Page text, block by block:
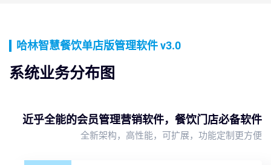
哈林智慧餐饮单店版管理软件 v3.0
系统业务分布图
近乎全能的会员管理营销软件，餐饮门店必备软件
全新架构，高性能，可扩展，功能定制更方便